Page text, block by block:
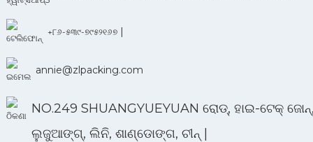
+୮୬-୫୩୯-୭୯୫୨୧୬୭|
annie@zlpacking.com
NO.249 SHUANGYUEYUAN ରୋଡ୍, ହାଇ-ଟେକ୍
ଲୁଜୁଆଙ୍ଗ୍, ଲିନି, ଶାଣ୍ଡୋଙ୍ଗ, ଚୀନ୍ |